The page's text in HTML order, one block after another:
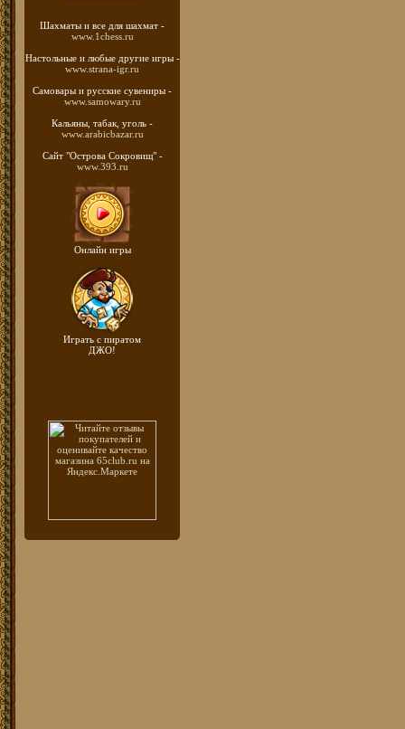
Шахматы и все для шахмат -
www.1chess.ru
Настольные и любые другие игры -
www.strana-igr.ru
Самовары и русские сувениры -
www.samowary.ru
Кальяны, табак, уголь -
www.arabicbazar.ru
Сайт "Острова Сокровищ" -
www.393.ru
Онлайн игры
Играть с пиратом
ДЖО!